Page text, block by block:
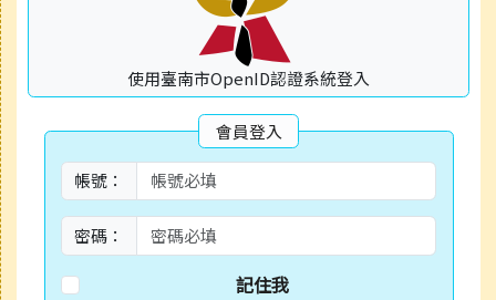
使用臺南市OpenID認證系統登入
會員登入
帳號：
密碼：
記住我